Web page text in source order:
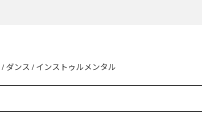
/ ダンス / インストゥルメンタル